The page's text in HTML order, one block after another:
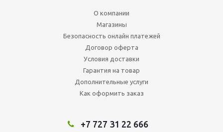
О компании
Магазины
Безопасность онлайн платежей
Договор оферта
Условия доставки
Гарантия на товар
Дополнительные услуги
Как оформить заказ
+7 727 31 22 666